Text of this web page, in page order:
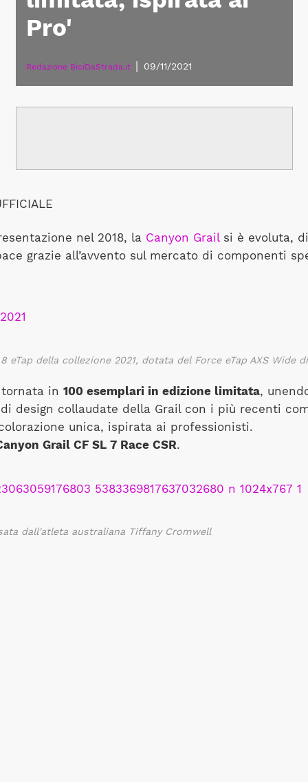
Pro'
Redazione BiciDaStrada.it 09/11/2021
nel 2018, la Canyon Grailsi è evoluta,
grazie all’avvento sul mercato di componenti
eTap della collezione 2021, dotata del Force eTap AXS Wide
in 100 esemplari in edizione limitata,
design collaudate della Grail con i più recenti
unica, ispirata ai professionisti.
Grail CF SL 7 Race CSR.
dall'atleta australiana Tiffany Cromwell